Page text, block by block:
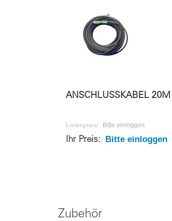
ANSCHLUSSKABEL 20M
Listenpreis: Bitte einloggen
Ihr Preis: Bitte einloggen
Zubehör